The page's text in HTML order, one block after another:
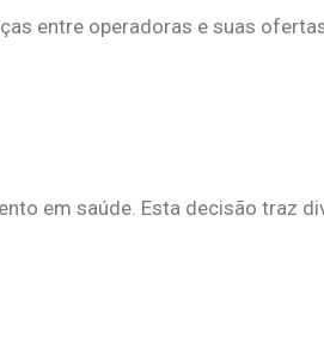
entre operadoras e suas
em saúde. Esta decisão traz